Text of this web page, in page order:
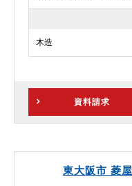
木造
資料請求
東大阪市 菱